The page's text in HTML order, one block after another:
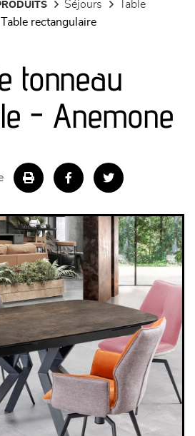
séjours
table
table rectangulaire
tonneau
- Anemone